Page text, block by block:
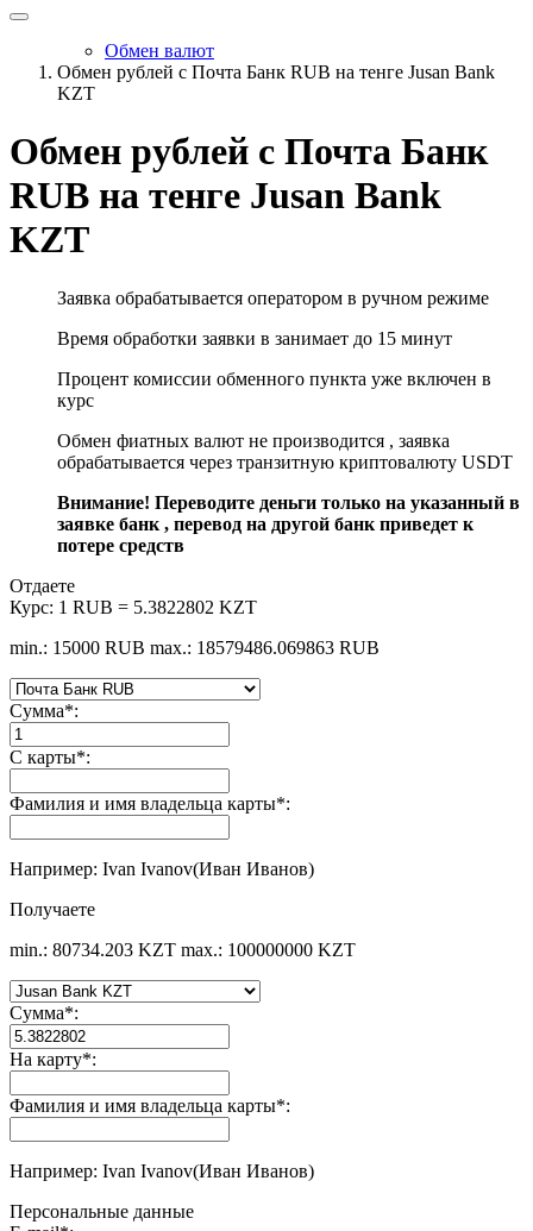
Обмен валют
Обмен рублей с Почта Банк RUB на тенге Jusan Bank
KZT
Обмен рублей с Почта Банк
RUB на тенге Jusan Bank
KZT
Заявка обрабатывается оператором в ручном режиме
Время обработки заявки в занимает до 15 минут
Процент комиссии обменного пункта уже включен в
курс
Обмен фиатных валют не производится , заявка
обрабатывается через транзитную криптовалюту USDT
Внимание! Переводите деньги только на указанный в
заявке банк , перевод на другой банк приведет к
потере средств
Отдаете
Курс: 1 RUB = 5.3822802 KZT
min.: 15000 RUB max.: 18579486.069863 RUB
Сумма*:
С карты*:
Фамилия и имя владельца карты*:
Например: Ivan Ivanov(Иван Иванов)
Получаете
min.: 80734.203 KZT max.: 100000000 KZT
Сумма*:
На карту*:
Фамилия и имя владельца карты*:
Например: Ivan Ivanov(Иван Иванов)
Персональные данные